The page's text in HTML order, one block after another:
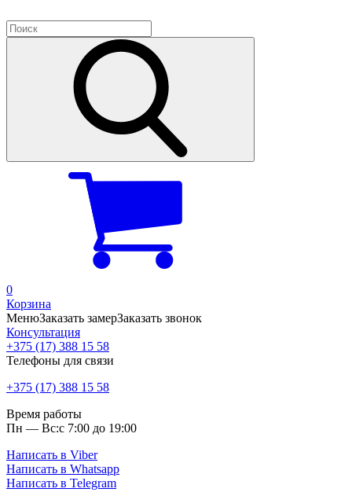
0
Корзина
МенюЗаказать замерЗаказать звонок
Консультация
+375 (17) 388 15 58
Телефоны для связи
+375 (17) 388 15 58
Время работы
Пн — Вс:с 7:00 до 19:00
Написать в Viber
Написать в Whatsapp
Написать в Telegram